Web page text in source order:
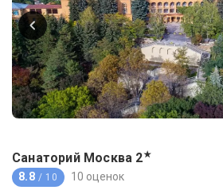
Санаторий Москва 2★
8.8 / 10 10 оценок